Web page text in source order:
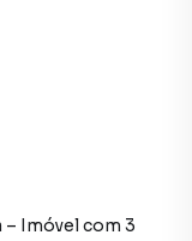
Imóvel com 3